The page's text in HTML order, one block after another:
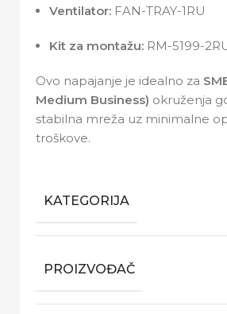
Ventilator: FAN-TRAY-1RU
Kit za montažu: RM-5199-
Ovo napajanje je idealno za
Medium Business) okruženja
stabilna mreža uz minimalne
troškove.
KATEGORIJA
PROIZVOĐAČ